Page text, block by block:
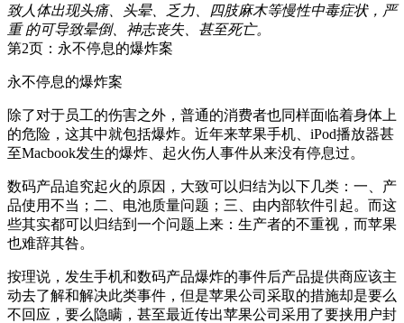
致人体出现头痛、头晕、乏力、四肢麻木等慢性中毒症状，严
重 的可导致晕倒、神志丧失、甚至死亡。
第2页：永不停息的爆炸案
永不停息的爆炸案
除了对于员工的伤害之外，普通的消费者也同样面临着身体上
的危险，这其中就包括爆炸。近年来苹果手机、iPod播放器甚
至Macbook发生的爆炸、起火伤人事件从来没有停息过。
数码产品追究起火的原因，大致可以归结为以下几类：一、产
品使用不当；二、电池质量问题；三、由内部软件引起。而这
些其实都可以归结到一个问题上来：生产者的不重视，而苹果
也难辞其咎。
按理说，发生手机和数码产品爆炸的事件后产品提供商应该主
动去了解和解决此类事件，但是苹果公司采取的措施却是要么
不回应，要么隐瞒，甚至最近传出苹果公司采用了要挟用户封